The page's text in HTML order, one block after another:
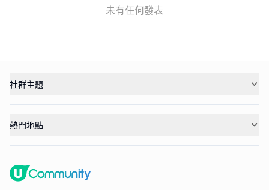
未有任何發表
社群主題
熱門地點